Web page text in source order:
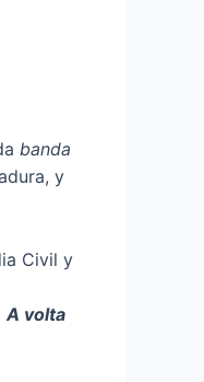
banda
y
Civil y
A volta